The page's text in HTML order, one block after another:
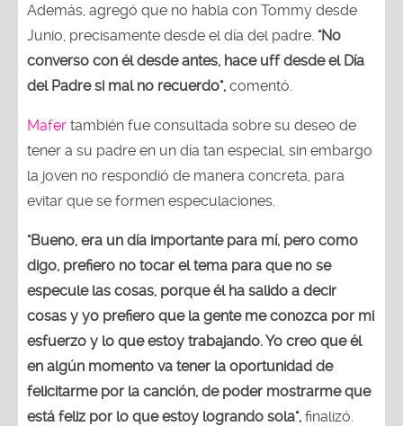
Además, agregó que no habla con Tommy desde
Junio, precisamente desde el día del padre. "No
converso con él desde antes, hace uff desde el Día
del Padre si mal no recuerdo", comentó.
Mafer también fue consultada sobre su deseo de
tener a su padre en un día tan especial, sin embargo
la joven no respondió de manera concreta, para
evitar que se formen especulaciones.
"Bueno, era un día importante para mí, pero como
digo, prefiero no tocar el tema para que no se
especule las cosas, porque él ha salido a decir
cosas y yo prefiero que la gente me conozca por mi
esfuerzo y lo que estoy trabajando. Yo creo que él
en algún momento va tener la oportunidad de
felicitarme por la canción, de poder mostrarme que
está feliz por lo que estoy logrando sola", finalizó.